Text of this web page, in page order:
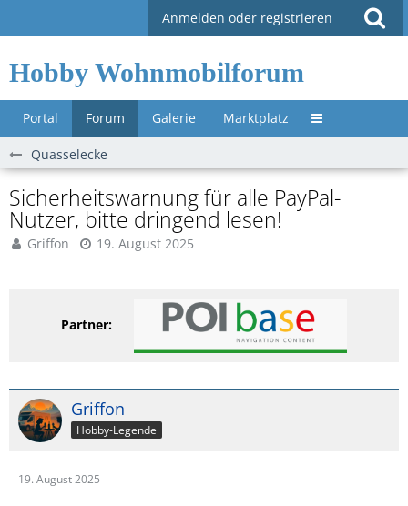
Anmelden oder registrieren
Hobby Wohnmobilforum
Portal Forum Galerie Marktplatz Untermenü »
Quasselecke
Sicherheitswarnung für alle PayPal-
Nutzer, bitte dringend lesen!
Griffon 19. August 2025
Partner:
Griffon
Hobby-Legende
19. August 2025